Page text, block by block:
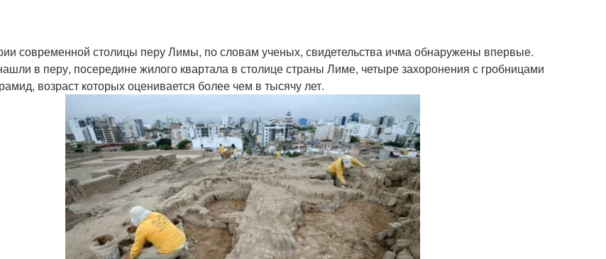
современной столицы перу Лимы, по словам ученых, свидетельства ичма обнаружены впервые.
в перу, посередине жилого квартала в столице страны Лиме, четыре захоронения с гробницами
возраст которых оценивается более чем в тысячу лет.